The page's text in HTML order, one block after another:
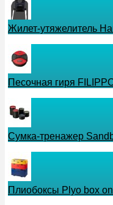
Жилет-утяжелитель
Песочная гиря
Сумка-тренажер
Плиобоксы Plyo box